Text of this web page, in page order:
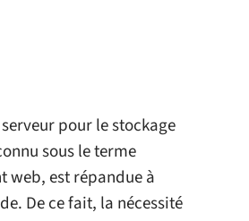
pour le stockage
sous le terme
web, est répandue à
De ce fait, la nécessité